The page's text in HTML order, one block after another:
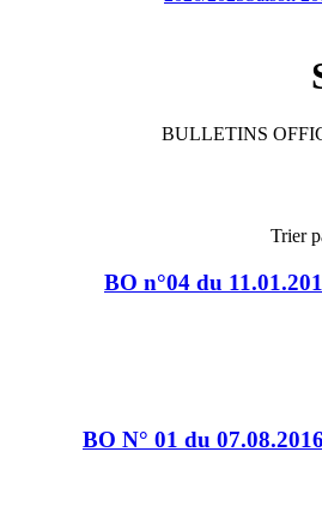
BULLETINS
Trier
BO n°04 du
BO N° 01 du 07.08.2016